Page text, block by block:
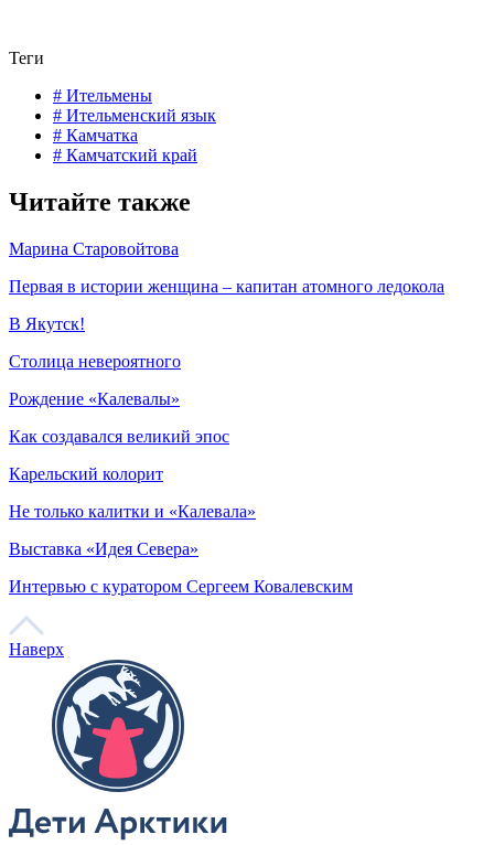
Теги
# Ительмены
# Ительменский язык
# Камчатка
# Камчатский край
Читайте также
Марина Старовойтова
Первая в истории женщина – капитан атомного ледокола
В Якутск!
Столица невероятного
Рождение «Калевалы»
Как создавался великий эпос
Карельский колорит
Не только калитки и «Калевала»
Выставка «Идея Севера»
Интервью с куратором Сергеем Ковалевским
Наверх